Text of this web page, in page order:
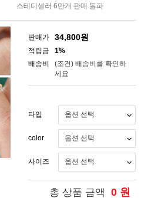
스테디셀러 6만개 판매 돌파
판매가 34,800원
적립금
1%
배송비
(조건) 배송비를 확인하
세요
타입
color
사이즈
총 상품 금액 0 원